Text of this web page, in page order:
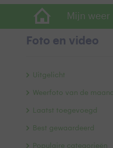
Mijn weer
Foto en video
Uitgelicht
Weerfoto van de maand
Laatst toegevoegd
Best gewaardeerd
Populaire categorieën